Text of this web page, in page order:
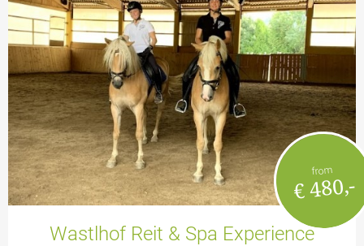
from
€ 480,-
Wastlhof Reit & Spa Experience